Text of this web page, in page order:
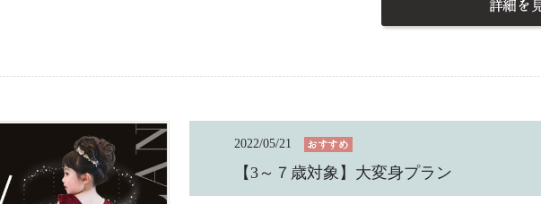
2022/05/21
【3～７歳対象】大変身プラン